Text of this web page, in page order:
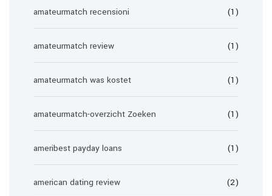
amateurmatch recensioni (1)
amateurmatch review (1)
amateurmatch was kostet (1)
amateurmatch-overzicht Zoeken (1)
ameribest payday loans (1)
american dating review (2)